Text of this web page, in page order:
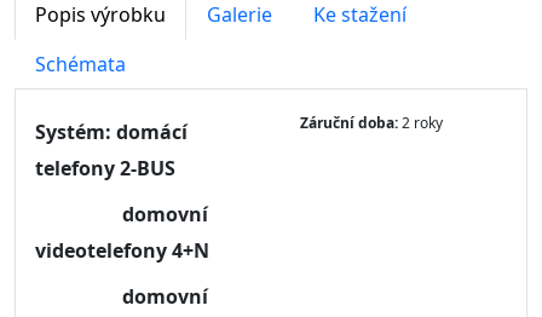
Popis výrobku Galerie
Ke stažení
Schémata
Systém: domácí
telefony 2-BUS
domovní
videotelefony 4+N
domovní
Záruční doba:2 roky